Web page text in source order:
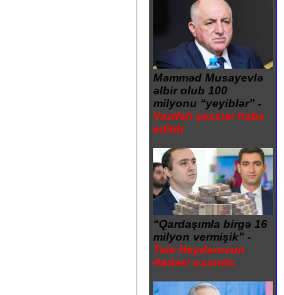
Məmməd Musayevlə
əlbir olub 100
milyonu “yeyiblər” -
Vəzifəli şəxslər həbs
edildi
“Qardaşımla birgə 16
milyon vermişik” -
Tale Heydərovun
ifadəsi oxundu